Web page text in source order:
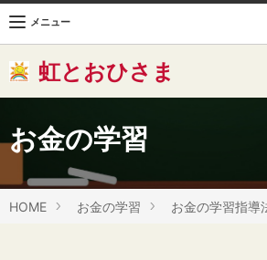
虹とおひさま
メニュー
お金の学習
HOME お金の学習 お金の学習指導